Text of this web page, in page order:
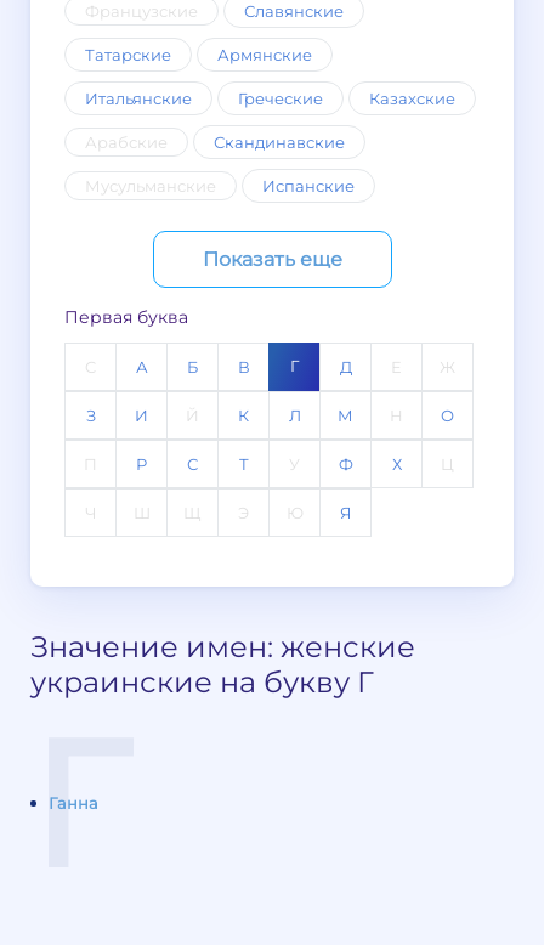
Французские Славянские
Татарские Армянские
Итальянские Греческие Казахские
Арабские Скандинавские
Мусульманские Испанские
Показать еще
Первая буква
C А Б В Г Д Е Ж
З И Й К Л М Н О
П Р С Т У Ф Х Ц
Ч Э Ю Я
Значение имен: женские
украинские на букву Г
Г
Ганна